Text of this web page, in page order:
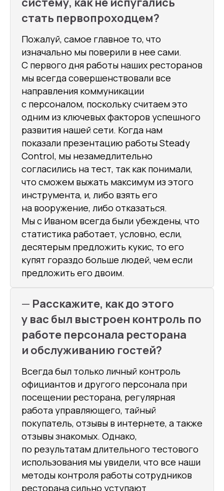
стать первопроходцем?
Пожалуй, самое главное то, что
изначально мы поверили в нее сами.
С первого дня работы наших ресторанов
мы всегда совершенствовали все
направления коммуникации
с персоналом, поскольку считаем это
одним из ключевых факторов успешного
развития нашей сети. Когда нам
показали презентацию работы Steady
Control, мы незамедлительно
согласились на тест, так как понимали,
что сможем выжать максимум из этого
инструмента, и, либо взять его
на вооружение, либо отказаться.
Мы с Иваном всегда были убеждены, что
статистика работает, условно, если,
десятерым предложить кукис, то его
купят гораздо больше людей, чем если
предложить его двоим.
— Расскажите, как до этого
у вас был выстроен контроль по
работе персонала ресторана
и обслуживанию гостей?
Всегда был только личный контроль
официантов и другого персонала при
посещении ресторана, регулярная
работа управляющего, тайный
покупатель, отзывы в интернете, а также
отзывы знакомых. Однако,
по результатам длительного тестового
использования мы увидели, что все наши
методы контроля работы сотрудников
ресторана сильно уступают